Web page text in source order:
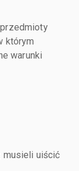
którym
warunki
musieli uiścić